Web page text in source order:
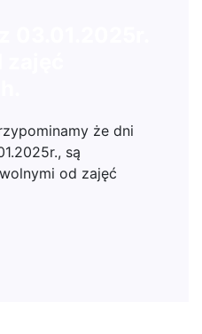
że dni
są
od zajęć